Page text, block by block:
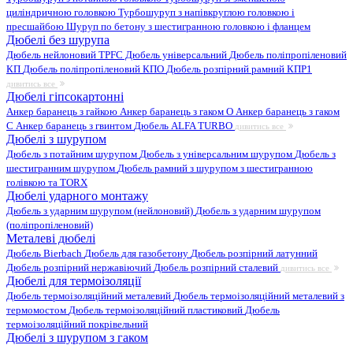
циліндричною головкою Турбошуруп з напівкруглою головкою і
пресшайбою Шуруп по бетону з шестигранною головкою і фланцем
Дюбелі без шурупа
Дюбель нейлоновий TPFC Дюбель універсальний Дюбель поліпропіленовий
КП Дюбель поліпропіленовий КПО Дюбель розпірний рамний КПР1
дивитись все
Дюбелі гіпсокартонні
Анкер баранець з гайкою Анкер баранець з гаком O Анкер баранець з гаком
С Анкер баранець з гвинтом Дюбель ALFA TURBO дивитись все
Дюбелі з шурупом
Дюбель з потайним шурупом Дюбель з універсальним шурупом Дюбель з
шестигранним шурупом Дюбель рамний з шурупом з шестигранною
голівкою та TORX
Дюбелі ударного монтажу
Дюбель з ударним шурупом (нейлоновий) Дюбель з ударним шурупом
(поліпропіленовий)
Металеві дюбелі
Дюбель Bierbach Дюбель для газобетону Дюбель розпірний латунний
Дюбель розпірний нержавіючий Дюбель розпірний сталевий дивитись все
Дюбелі для термоізоляції
Дюбель термоізоляційний металевий Дюбель термоізоляційний металевий з
термомостом Дюбель термоізоляційний пластиковий Дюбель
термоізоляційний покрівельний
Дюбелі з шурупом з гаком